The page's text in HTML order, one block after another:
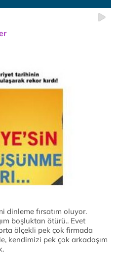
dinleme fırsatım oluyor.
boşluktan ötürü.. Evet
ölçekli pek çok firmada
kendimizi pek çok arkadaşım